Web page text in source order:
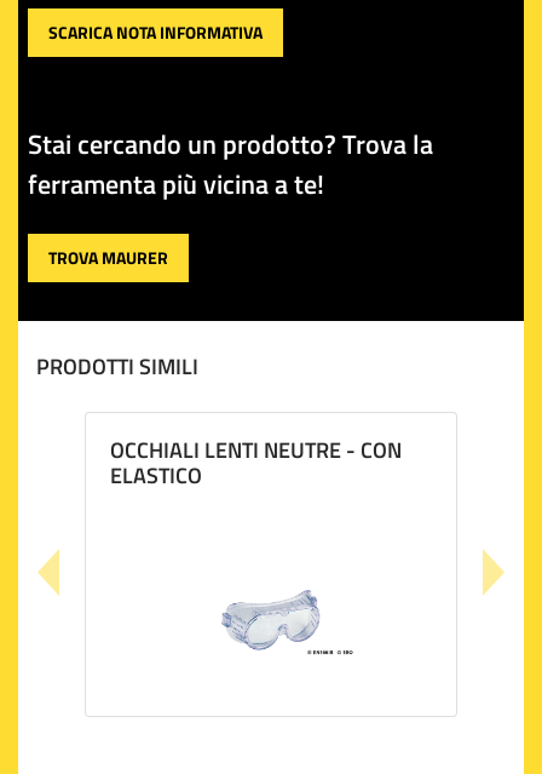
SCARICA NOTA INFORMATIVA
Stai cercando un prodotto? Trova la
ferramenta più vicina a te!
TROVA MAURER
PRODOTTI SIMILI
OCCHIALI LENTI NEUTRE - CON
ELASTICO